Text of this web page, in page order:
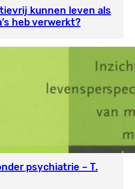
kunnen leven als
heb verwerkt?
psychiatrie – T.